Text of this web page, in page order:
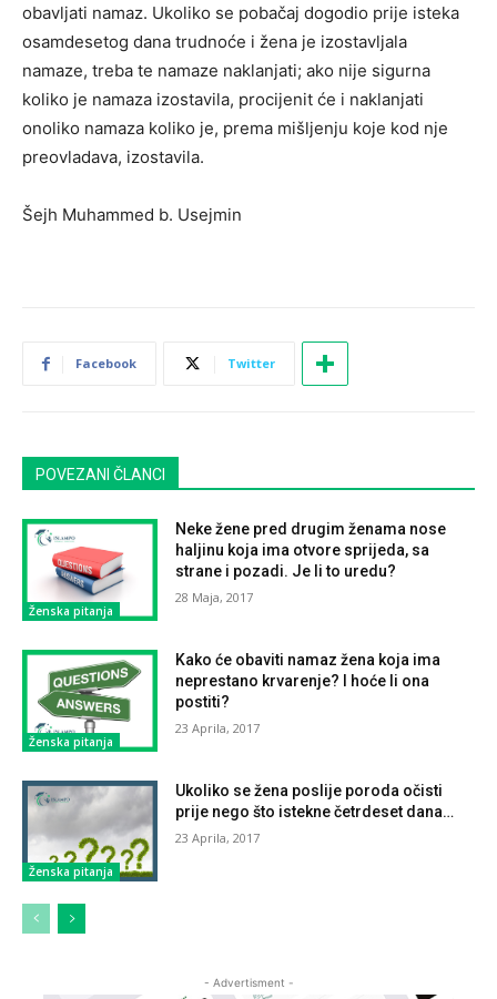
obavljati namaz. Ukoliko se pobačaj dogodio prije isteka
osamdesetog dana trudnoće i žena je izostavljala
namaze, treba te namaze naklanjati; ako nije sigurna
koliko je namaza izostavila, procijenit će i naklanjati
onoliko namaza koliko je, prema mišljenju koje kod nje
preovladava, izostavila.
Šejh Muhammed b. Usejmin
Facebook Twitter
POVEZANI ČLANCI
Ženska pitanja
Neke žene pred drugim ženama nose
haljinu koja ima otvore sprijeda, sa
strane i pozadi. Je li to uredu?
28 Maja, 2017
Ženska pitanja
Kako će obaviti namaz žena koja ima
neprestano krvarenje? I hoće li ona
postiti?
23 Aprila, 2017
Ženska pitanja
Ukoliko se žena poslije poroda očisti
prije nego što istekne četrdeset dana…
23 Aprila, 2017
- Advertisment -